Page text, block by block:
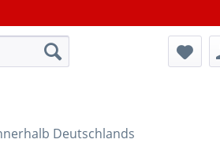
Deutschlands